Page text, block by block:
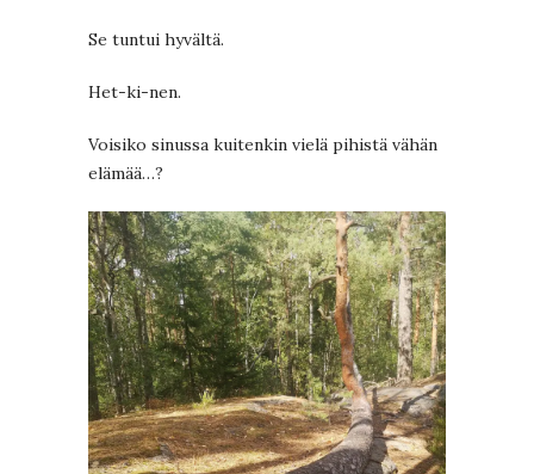
Se tuntui hyvältä.
Het-ki-nen.
Voisiko sinussa kuitenkin vielä pihistä vähän
elämää…?